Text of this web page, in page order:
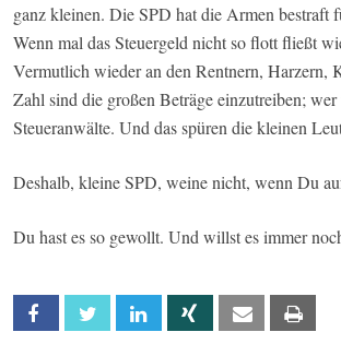
ganz kleinen. Die SPD hat die Armen
Wenn mal das Steuergeld nicht so flott fließt
Vermutlich wieder an den Rentnern, Harzern,
Zahl sind die großen Beträge einzutreiben;
Steueranwälte. Und das spüren die kleinen
Deshalb, kleine SPD, weine nicht, wenn Du
Du hast es so gewollt. Und willst es immer
Facebook Twitter Linkedin Xing Email